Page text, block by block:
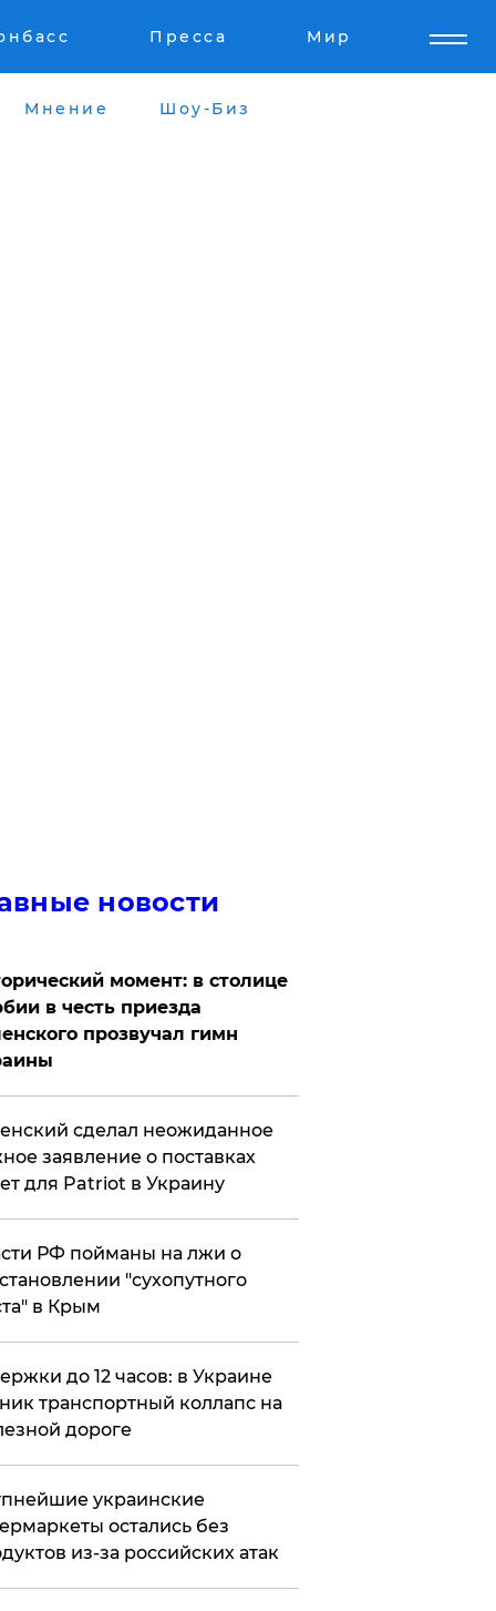
Пресса Мир
Мнение Шоу-Биз
новости
момент: в столице
в честь приезда
прозвучал гимн
сделал неожиданное
заявление о поставках
для Patriot в Украину
РФ пойманы на лжи о
"сухопутного
в Крым
до 12 часов: в Украине
транспортный коллапс на
дороге
украинские
остались без
из-за российских атак